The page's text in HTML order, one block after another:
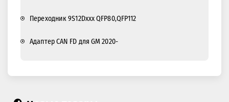
Переходник 9S12Dxxx QFP80,QFP112
Адаптер CAN FD для GM 2020-